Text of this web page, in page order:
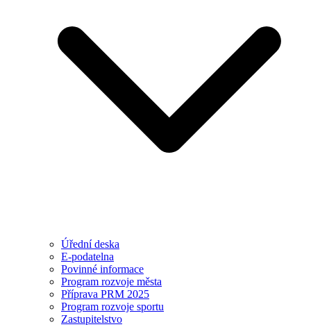
Úřední deska
E-podatelna
Povinné informace
Program rozvoje města
Příprava PRM 2025
Program rozvoje sportu
Zastupitelstvo